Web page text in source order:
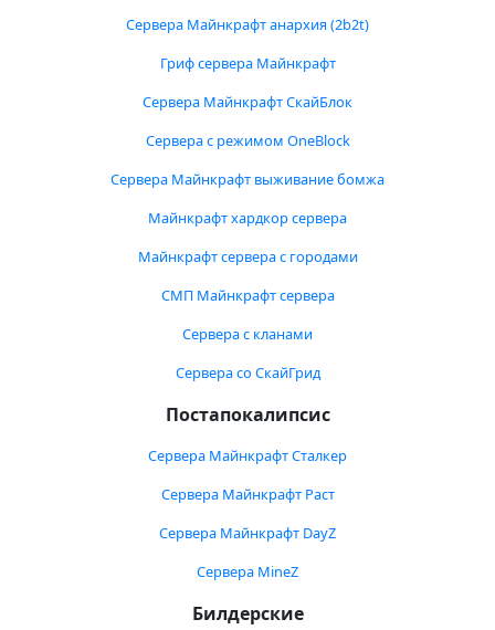
Сервера Майнкрафт анархия (2b2t)
Гриф сервера Майнкрафт
Сервера Майнкрафт СкайБлок
Сервера с режимом OneBlock
Сервера Майнкрафт выживание бомжа
Майнкрафт хардкор сервера
Майнкрафт сервера с городами
СМП Майнкрафт сервера
Сервера с кланами
Сервера со СкайГрид
Постапокалипсис
Сервера Майнкрафт Сталкер
Сервера Майнкрафт Раст
Сервера Майнкрафт DayZ
Сервера MineZ
Билдерские